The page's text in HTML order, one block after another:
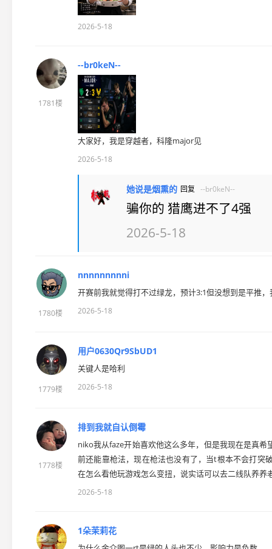
2026-5-18
1781楼
--br0keN--
大家好，我是穿越者，科隆major见
2026-5-18
她说是烟熏的 回复 --br0keN--
骗你的 猎鹰进不了4强
2026-5-18
1780楼
nnnnnnnnni
开赛前我就觉得打不过绿龙，预计3:1但没想到是平推
2026-5-18
1779楼
用户0630Qr9SbUD1
关键人是哈利
2026-5-18
1778楼
排到我就自认倒霉
niko我从faze开始喜欢他这么多年，但是我现在是真
前还能靠枪法，现在枪法也没有了，当t根本不会打突
在怎么看他玩游戏怎么变扭，说实话可以去二线队养养
2026-5-18
1朵茉莉花